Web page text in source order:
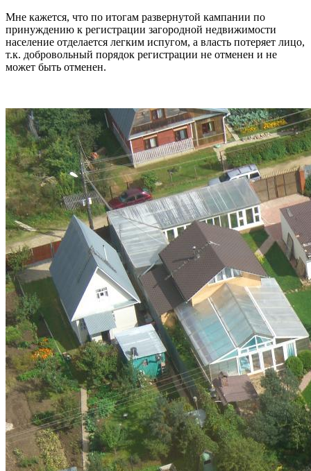
Мне кажется, что по итогам развернутой кампании по
принуждению к регистрации загородной недвижимости
население отделается легким испугом, а власть потеряет лицо,
т.к. добровольный порядок регистрации не отменен и не
может быть отменен.